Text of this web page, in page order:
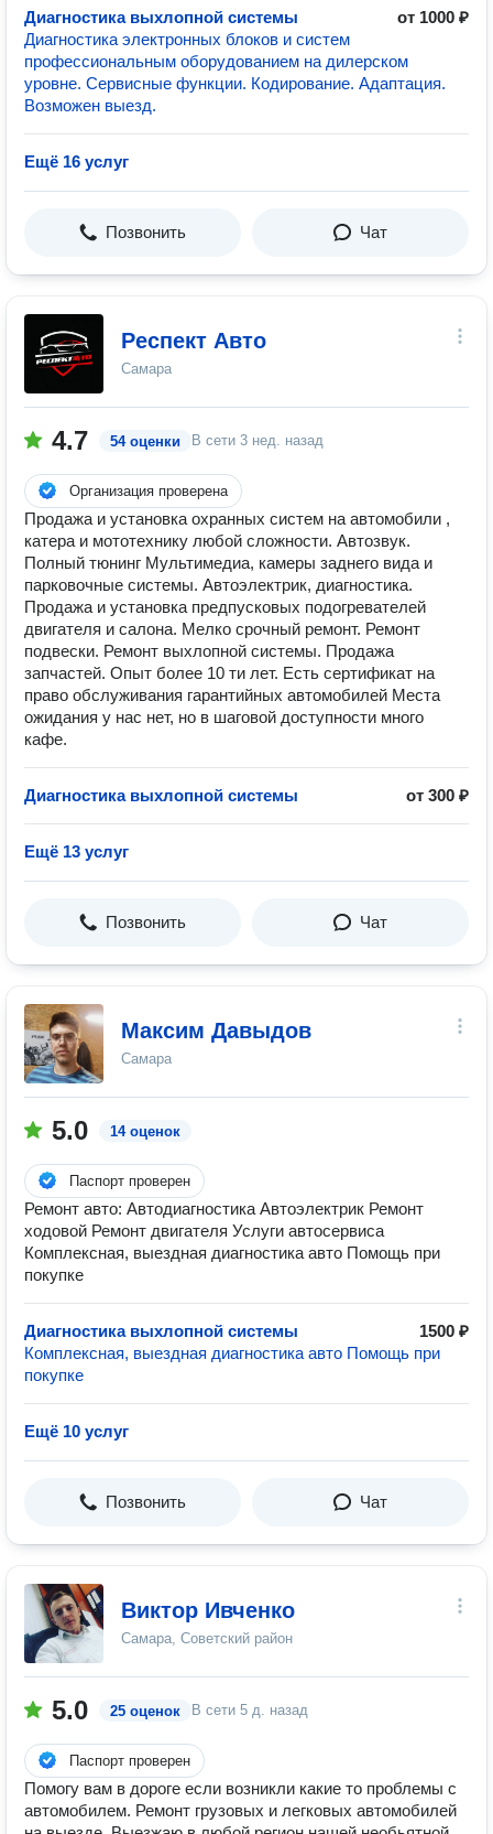
Диагностика выхлопной системы
от 1000 ₽
Диагностика электронных блоков и систем
профессиональным оборудованием на дилерском
уровне. Сервисные функции. Кодирование. Адаптация.
Возможен выезд.
Ещё 16 услуг
Позвонить Чат
Респект Авто
Самара
4.7 54 оценки В сети 3 нед. назад
Организация проверена
Продажа и установка охранных систем на автомобили ,
катера и мототехнику любой сложности. Автозвук.
Полный тюнинг Мультимедиа, камеры заднего вида и
парковочные системы. Автоэлектрик, диагностика.
Продажа и установка предпусковых подогревателей
двигателя и салона. Мелко срочный ремонт. Ремонт
подвески. Ремонт выхлопной системы. Продажа
запчастей. Опыт более 10 ти лет. Есть сертификат на
право обслуживания гарантийных автомобилей Места
ожидания у нас нет, но в шаговой доступности много
кафе.
Диагностика выхлопной системы от 300 ₽
Ещё 13 услуг
Позвонить Чат
Максим Давыдов
Самара
5.0 14 оценок
Паспорт проверен
Ремонт авто: Автодиагностика Автоэлектрик Ремонт
ходовой Ремонт двигателя Услуги автосервиса
Комплексная, выездная диагностика авто Помощь при
покупке
Диагностика выхлопной системы
1500 ₽
Комплексная, выездная диагностика авто Помощь при
покупке
Ещё 10 услуг
Позвонить Чат
Виктор Ивченко
Самара, Советский район
5.0 25 оценок В сети 5 д. назад
Паспорт проверен
Помогу вам в дороге если возникли какие то проблемы с
автомобилем. Ремонт грузовых и легковых автомобилей